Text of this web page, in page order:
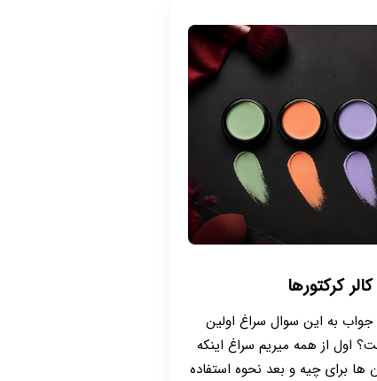
کرکتورها
جواب به این سوال سراغ اولین
اول از همه میریم سراغ اینکه
ها برای چیه و بعد نحوه استفاده